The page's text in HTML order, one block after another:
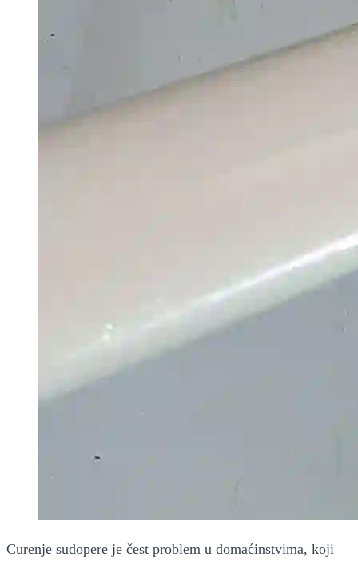
Curenje sudopere je čest problem u domaćinstvima, koji